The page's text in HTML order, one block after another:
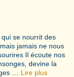
se nourrit des
jamais ne nous
Il écoute nos
devine la
… Lire plus